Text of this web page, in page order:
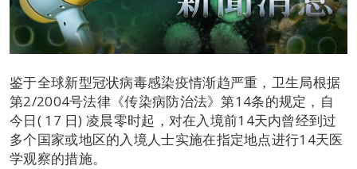
鉴于全球新型冠状病毒感染疫情渐趋严重，卫生局根据
第2/2004号法律《传染病防治法》第14条的规定，自
今日( 17 日) 凌晨零时起，对在入境前14天内曾经到过
多个国家或地区的入境人士实施在指定地点进行14天医
学观察的措施。